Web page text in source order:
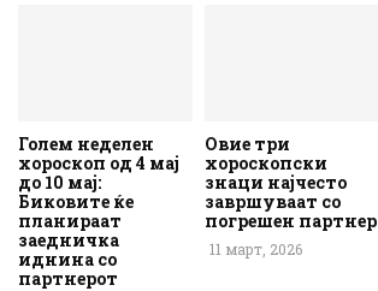
Голем неделен
хороскоп од 4 мај
до 10 мај:
Биковите ќе
планираат
заедничка
иднина со
партнерот
Овие три
хороскопски
знаци најчесто
завршуваат со
погрешен партнер
11 март, 2026